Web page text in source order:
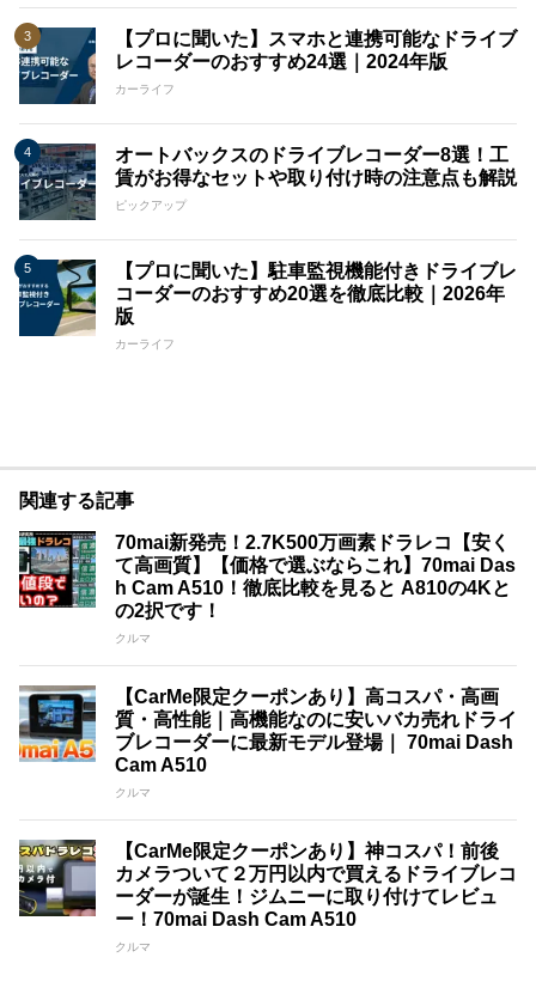
【プロに聞いた】スマホと連携可能なドライブ
レコーダーのおすすめ24選｜2024年版
カーライフ
オートバックスのドライブレコーダー8選！工
賃がお得なセットや取り付け時の注意点も解説
ピックアップ
【プロに聞いた】駐車監視機能付きドライブレ
コーダーのおすすめ20選を徹底比較｜2026年
版
カーライフ
関連する記事
70mai新発売！2.7K500万画素ドラレコ【安く
て高画質】【価格で選ぶならこれ】70mai Das
h Cam A510！徹底比較を見ると A810の4Kと
の2択です！
クルマ
【CarMe限定クーポンあり】高コスパ・高画
質・高性能｜高機能なのに安いバカ売れドライ
ブレコーダーに最新モデル登場｜ 70mai Dash
Cam A510
クルマ
【CarMe限定クーポンあり】神コスパ！前後
カメラついて２万円以内で買えるドライブレコ
ーダーが誕生！ジムニーに取り付けてレビュ
ー！70mai Dash Cam A510
クルマ